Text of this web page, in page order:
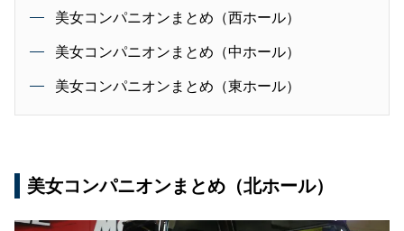
美女コンパニオンまとめ（西ホール）
美女コンパニオンまとめ（中ホール）
美女コンパニオンまとめ（東ホール）
美女コンパニオンまとめ（北ホール）